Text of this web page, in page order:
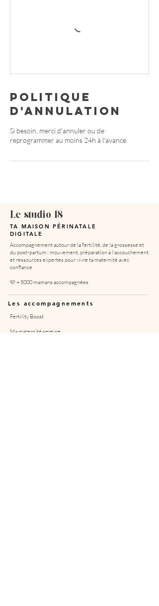
Politique
d'annulation
Si besoin, merci d'annuler ou de
reprogrammer au moins 24h à l'avance.
Le studio 18
TA MAISON PÉRINATALE
DIGITALE
Accompagnement autour de la fertilité, de la grossesse et
du post-partum : mouvement, préparation à l'accouchement
et ressources expertes pour vivre ta maternité avec
confiance
🩷 + 5000 mamans accompagnées
Les accompagnements
Fertility Boost
Ma maternité sereine